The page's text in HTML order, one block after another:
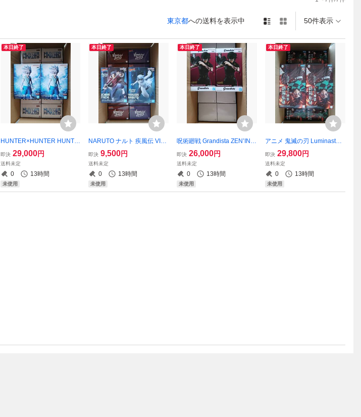
東京都への送料を表示中 50件表示
本日終了
HUNTER×HUNTER HUNTIN
G ARCHIVES キルア 神速 20
個
即決 29,000円
送料未定
0 13時間
未使用
本日終了
NARUTO ナルト 疾風伝 VIB
RATION STARS UCHIHA ITA
CHI Ⅲ 10個 ・NARUTO ナル
ト 疾風伝 VIBRATION STAR
S YAKUSHI KABUTO 10個
合計20個
即決 9,500円
送料未定
0 13時間
未使用
本日終了
呪術廻戦 Grandista ZEN’IN
MAKI 20個
即決 26,000円
送料未定
0 13時間
未使用
本日終了
アニメ 鬼滅の刃 Luminasta
竈門炭治郎 ヒノカミ神楽斜
陽転身 20個
即決 29,800円
送料未定
0 13時間
未使用